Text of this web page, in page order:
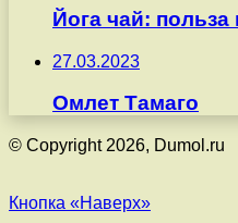
Йога чай: польза
27.03.2023
Омлет Тамаго
© Copyright 2026, Dumol.ru
Кнопка «Наверх»